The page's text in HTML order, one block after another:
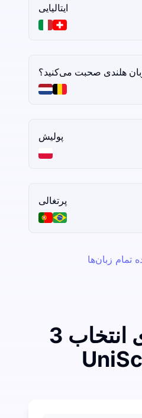
ایتالیایی
هلندی صحبت می‌کنید؟
پولیش
پرتغالی
تمام زبان‌ها
3 دلیل برای انتخاب